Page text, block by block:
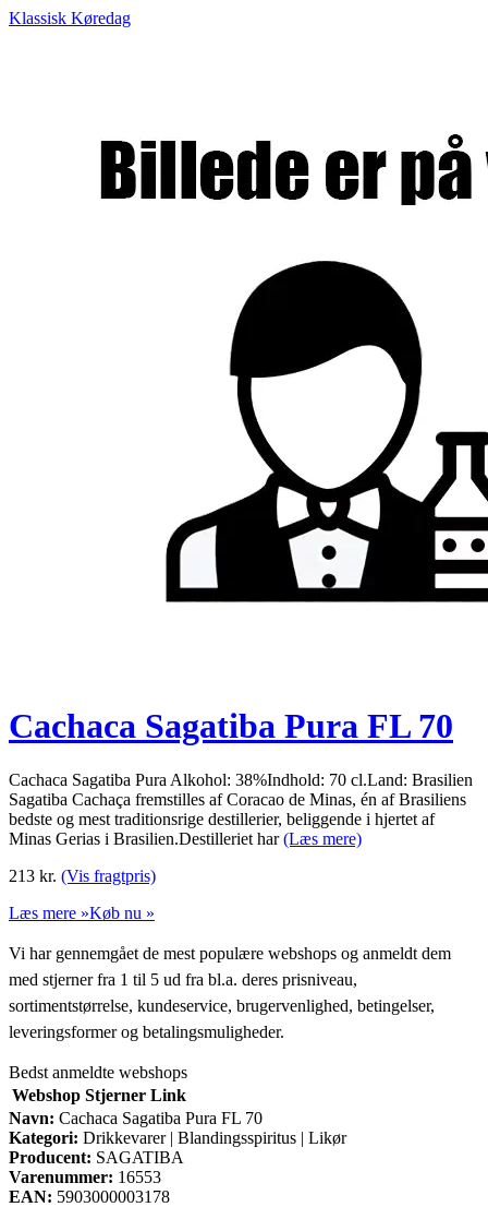
Klassisk Køredag
Cachaca Sagatiba Pura FL 70
Cachaca Sagatiba Pura Alkohol: 38%Indhold: 70 cl.Land: Brasilien
Sagatiba Cachaça fremstilles af Coracao de Minas, én af Brasiliens
bedste og mest traditionsrige destillerier, beliggende i hjertet af
Minas Gerias i Brasilien.Destilleriet har(Læs mere)
213 kr. (Vis fragtpris)
Læs mere »Køb nu »
Vi har gennemgået de mest populære webshops og anmeldt dem
med stjerner fra 1 til 5 ud fra bl.a. deres prisniveau,
sortimentstørrelse, kundeservice, brugervenlighed, betingelser,
leveringsformer og betalingsmuligheder.
Bedst anmeldte webshops
Webshop Stjerner Link
Navn: Cachaca Sagatiba Pura FL 70
Kategori: Drikkevarer | Blandingsspiritus | Likør
Producent: SAGATIBA
Varenummer: 16553
EAN: 5903000003178